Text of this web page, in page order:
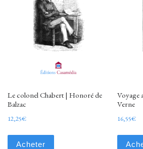
Le colonel Chabert | Honoré de
Balzac
12,25€
Acheter
Voyage
Verne
16,55€